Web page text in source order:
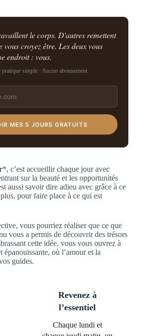
le corps. D'autres remettent
vous croyez être. Les deux vous
endroit : vous.
simple · Aucun abonnement
MES 5 JOURS GRATUITS
*, c’est accueillir chaque jour avec
sur la beauté et les opportunités
aussi savoir dire adieu avec grâce à ce
pour faire place à ce qui est
vous pourriez réaliser que ce que
vous a permis de découvrir des trésors
cette idée, vous vous ouvrez à
épanouissante, où l’amour et la
guides.
Revenez à
l’essentiel
Chaque lundi et